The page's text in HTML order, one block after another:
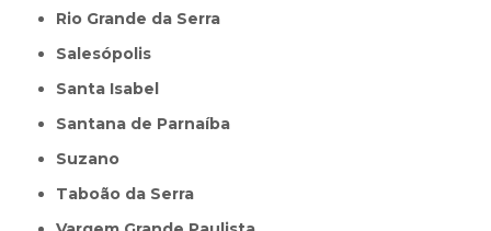
Rio Grande da Serra
Salesópolis
Santa Isabel
Santana de Parnaíba
Suzano
Taboão da Serra